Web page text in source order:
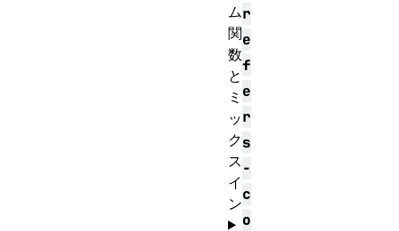
r
e
f
e
r
s
-
c
o
ム
関
数
と
ミ
ッ
ク
ス
イ
ン